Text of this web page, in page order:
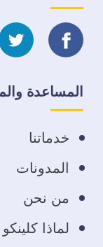
تابعنا
على
فيسبوك
المساعدة
خدماتنا
المدونات
من نحن
لماذا